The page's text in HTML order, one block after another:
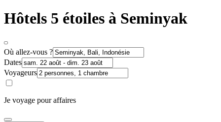
Hôtels 5 étoiles à Seminyak
Où allez-vous ?
Dates
Voyageurs
Je voyage pour affaires